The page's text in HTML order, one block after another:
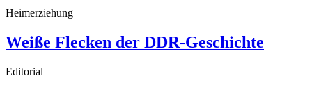
Heimerziehung
Weiße Flecken der DDR-Geschichte
Editorial